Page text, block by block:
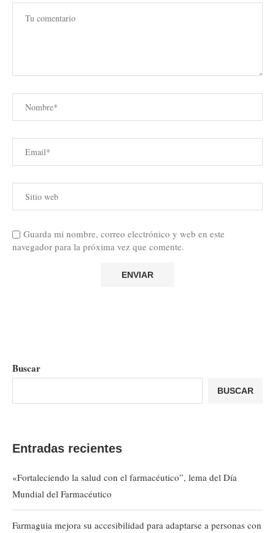
Guarda mi nombre, correo electrónico y web en este
navegador para la próxima vez que comente.
Buscar
BUSCAR
Entradas recientes
«Fortaleciendo la salud con el farmacéutico”, lema del Día
Mundial del Farmacéutico
Farmaguia mejora su accesibilidad para adaptarse a personas con